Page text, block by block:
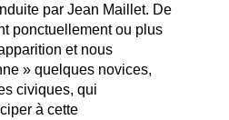
par Jean Maillet. De
ponctuellement ou plus
et nous
» quelques novices,
civiques, qui
à cette